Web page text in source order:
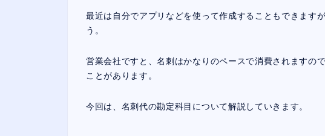
最近は自分でアプリなどを使って作成することもできます
う。
営業会社ですと、名刺はかなりのペースで消費されますの
ことがあります。
今回は、名刺代の勘定科目について解説していきます。